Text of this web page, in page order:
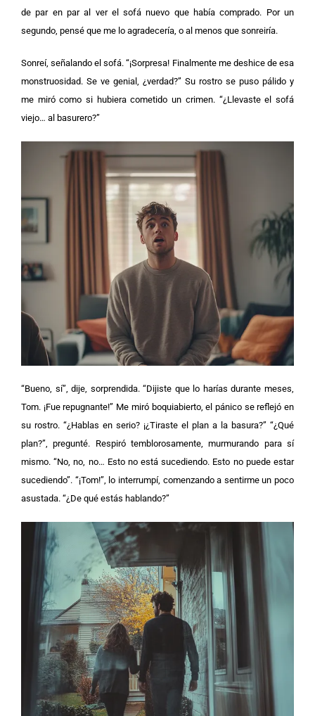
de par en par al ver el sofá nuevo que había comprado. Por un
segundo, pensé que me lo agradecería, o al menos que sonreiría.
Sonreí, señalando el sofá. “¡Sorpresa! Finalmente me deshice de esa
monstruosidad. Se ve genial, ¿verdad?” Su rostro se puso pálido y
me miró como si hubiera cometido un crimen. “¿Llevaste el sofá
viejo… al basurero?”
“Bueno, sí”, dije, sorprendida. “Dijiste que lo harías durante meses,
Tom. ¡Fue repugnante!” Me miró boquiabierto, el pánico se reflejó en
su rostro. “¿Hablas en serio? ¡¿Tiraste el plan a la basura?” “¿Qué
plan?”, pregunté. Respiró temblorosamente, murmurando para sí
mismo. “No, no, no… Esto no está sucediendo. Esto no puede estar
sucediendo”. “¡Tom!”, lo interrumpí, comenzando a sentirme un poco
asustada. “¿De qué estás hablando?”